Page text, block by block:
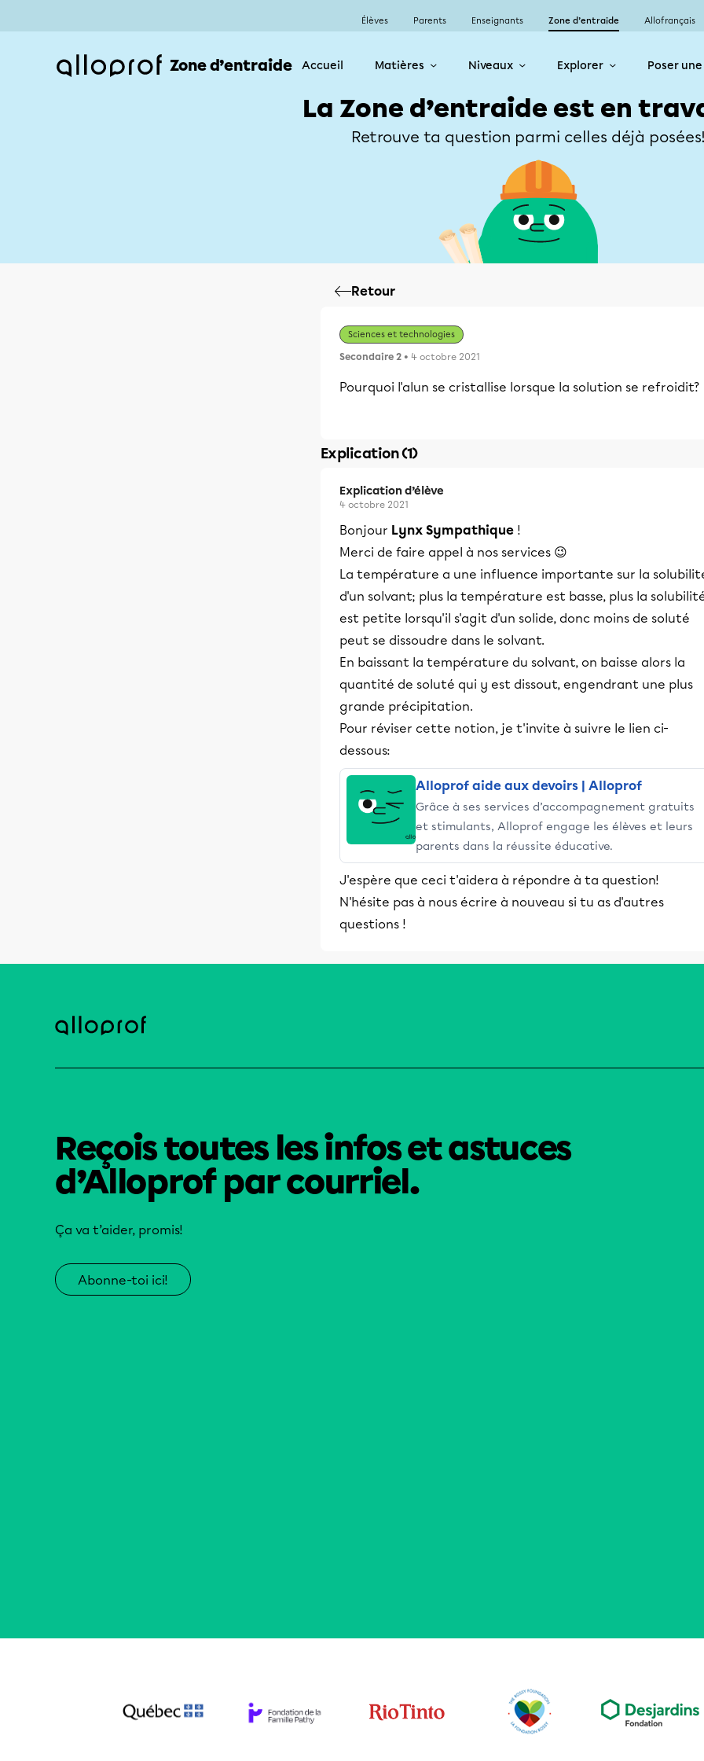
Élèves Parents Enseignants Zone d’entraide Allofrançais
Zone d’entraide Accueil Matières Niveaux Explorer Poser
La Zone d’entraide est en
Retrouve ta question parmi celles déjà
Retour
Sciences et technologies
Secondaire 2 • 4 octobre 2021
Pourquoi l'alun se cristallise lorsque la solution se refroidit?
Explication (1)
Explication d’élève
4 octobre 2021
Bonjour Lynx Sympathique !
Merci de faire appel à nos services 😉
La température a une influence importante sur la
d'un solvant; plus la température est basse, plus la
est petite lorsqu'il s'agit d'un solide, donc moins de soluté
peut se dissoudre dans le solvant.
En baissant la température du solvant, on baisse alors la
quantité de soluté qui y est dissout, engendrant une plus
grande précipitation.
Pour réviser cette notion, je t'invite à suivre le lien ci-
dessous:
Alloprof aide aux devoirs | Alloprof
Grâce à ses services d’accompagnement gratuits
et stimulants, Alloprof engage les élèves et leurs
parents dans la réussite éducative.
J'espère que ceci t'aidera à répondre à ta question!
N'hésite pas à nous écrire à nouveau si tu as d'autres
questions !
Reçois toutes les infos et astuces
d’Alloprof par courriel.
Ça va t’aider, promis!
Abonne-toi ici!